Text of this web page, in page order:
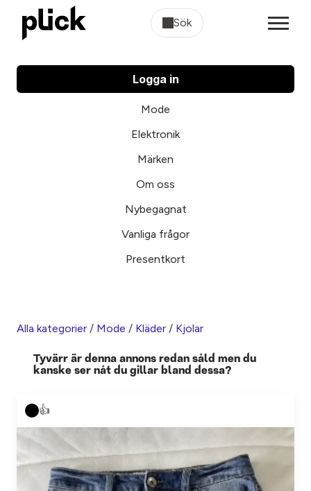
Sök
Logga in
Mode
Elektronik
Märken
Om oss
Nybegagnat
Vanliga frågor
Presentkort
Alla kategorier / Mode / Kläder / Kjolar
Tyvärr är denna annons redan såld men du
kanske ser nåt du gillar bland dessa?
👍